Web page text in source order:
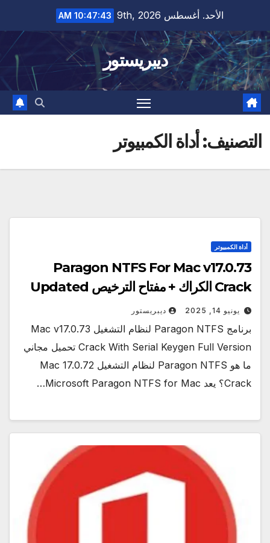
content
الأحد. أغسطس 9th, 2026 10:47:44 AM
ديبريستور
التصنيف: أداة الكمبيوتر
أداة الكمبيوتر
Paragon NTFS For Mac v17.0.73
Crack الكراك + مفتاح الترخيص Updated
يونيو 14, 2025 ديبريستور
برنامج Paragon NTFS لنظام التشغيل Mac v17.0.73
Crack With Serial Keygen Full Version تحميل مجاني
ما هو Paragon NTFS لنظام التشغيل Mac 17.0.72
Crack؟ يعد Microsoft Paragon NTFS for Mac…